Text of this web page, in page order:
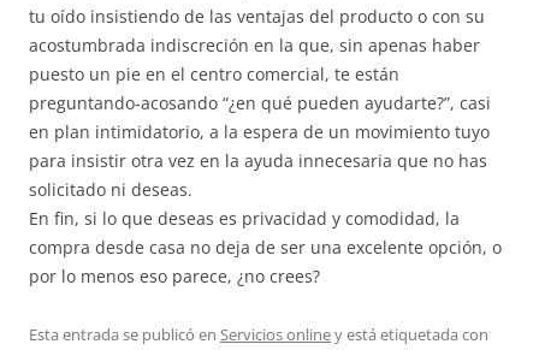
tu oído insistiendo de las ventajas del producto o con su
acostumbrada indiscreción en la que, sin apenas haber
puesto un pie en el centro comercial, te están
preguntando-acosando “¿en qué pueden ayudarte?”, casi
en plan intimidatorio, a la espera de un movimiento tuyo
para insistir otra vez en la ayuda innecesaria que no has
solicitado ni deseas.
En fin, si lo que deseas es privacidad y comodidad, la
compra desde casa no deja de ser una excelente opción, o
por lo menos eso parece, ¿no crees?
Esta entrada se publicó en Servicios onliney está etiquetada con